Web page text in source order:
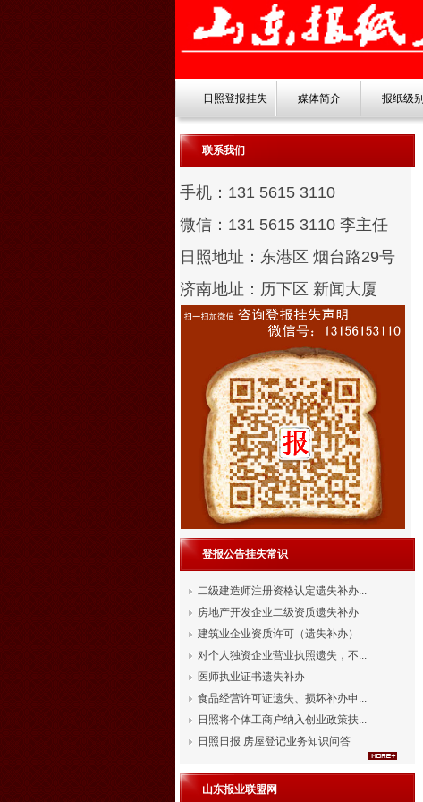
日照登报挂失 媒体简介 报纸级别
联系我们
手机：131 5615 3110
微信：131 5615 3110 李主任
日照地址：东港区 烟台路29号
济南地址：历下区 新闻大厦
登报公告挂失常识
二级建造师注册资格认定遗失补办...
房地产开发企业二级资质遗失补办
建筑业企业资质许可（遗失补办）
对个人独资企业营业执照遗失，不...
医师执业证书遗失补办
食品经营许可证遗失、损坏补办申...
日照将个体工商户纳入创业政策扶...
日照日报 房屋登记业务知识问答
山东报业联盟网